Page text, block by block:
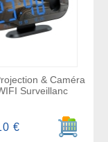
& Caméra
Surveillanc
Ajouter
€